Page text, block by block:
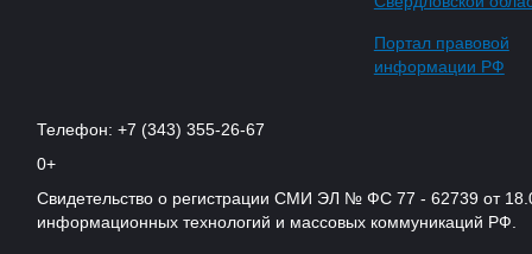
Портал правовой
информации РФ
Телефон: +7 (343) 355-26-67
0+
Свидетельство о регистрации СМИ ЭЛ № ФС 77 - 62739 от
информационных технологий и массовых коммуникаций РФ.